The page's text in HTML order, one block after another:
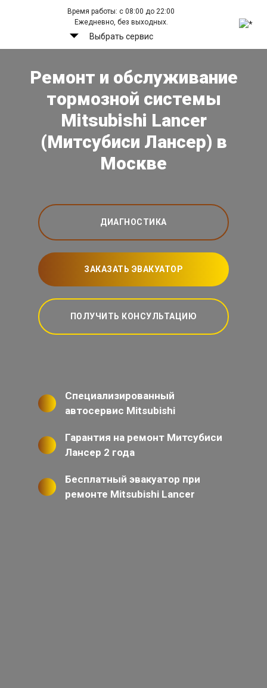
Время работы: с 08:00 до 22:00
Ежедневно, без выходных.
Выбрать сервис
Ремонт и обслуживание
тормозной системы
Mitsubishi Lancer
(Митсубиси Лансер) в
Москве
ДИАГНОСТИКА
ЗАКАЗАТЬ ЭВАКУАТОР
ПОЛУЧИТЬ КОНСУЛЬТАЦИЮ
Специализированный
автосервис Mitsubishi
Гарантия на ремонт Митсубиси
Лансер 2 года
Бесплатный эвакуатор при
ремонте Mitsubishi Lancer